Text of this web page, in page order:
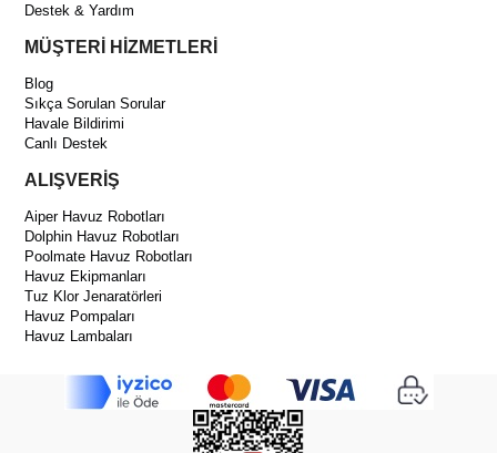
Destek & Yardım
MÜŞTERİ HİZMETLERİ
Blog
Sıkça Sorulan Sorular
Havale Bildirimi
Canlı Destek
ALIŞVERİŞ
Aiper Havuz Robotları
Dolphin Havuz Robotları
Poolmate Havuz Robotları
Havuz Ekipmanları
Tuz Klor Jenaratörleri
Havuz Pompaları
Havuz Lambaları